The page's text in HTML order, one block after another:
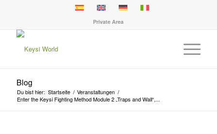
Private Area
Blog
Du bist hier: Startseite / Veranstaltungen /
Enter the Keysi Fighting Method Module 2 „Traps and Wall“,...